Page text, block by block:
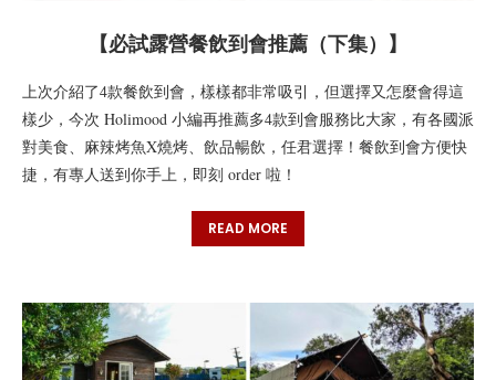
【必試露營餐飲到會推薦（下集）】
上次介紹了4款餐飲到會，樣樣都非常吸引，但選擇又怎麼會得這
樣少，今次 Holimood 小編再推薦多4款到會服務比大家，有各國派
對美食、麻辣烤魚X燒烤、飲品暢飲，任君選擇！餐飲到會方便快
捷，有專人送到你手上，即刻 order 啦！
READ MORE